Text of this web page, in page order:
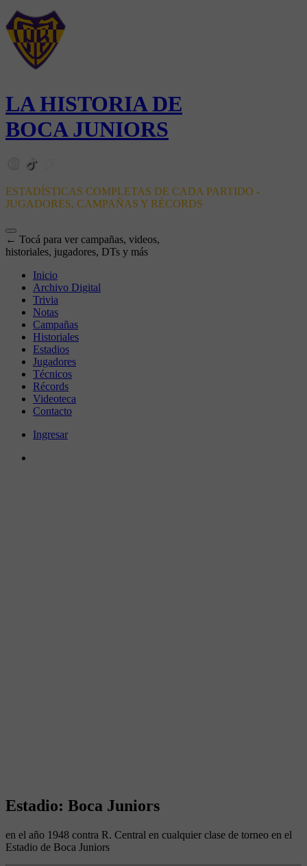
LA HISTORIA DE
BOCA JUNIORS
ESTADÍSTICAS COMPLETAS DE CADA PARTIDO -
JUGADORES, CAMPAÑAS Y RÉCORDS
← Tocá para ver campañas, videos,
historiales, jugadores, DTs y más
Inicio
Archivo Digital
Trivia
Notas
Campañas
Historiales
Estadios
Jugadores
Técnicos
Récords
Videoteca
Contacto
Ingresar
Estadio: Boca Juniors
en el año 1948 contra R. Central en cualquier clase de torneo en el
Estadio de Boca Juniors